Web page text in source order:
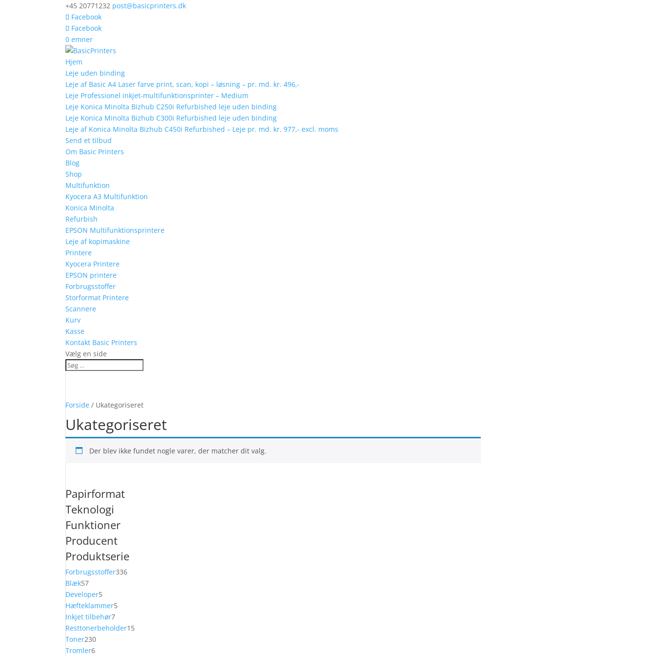
+45 20771232 post@basicprinters.dk
Facebook
Facebook
0 emner
Hjem
Leje uden binding
Leje af Basic A4 Laser farve print, scan, kopi – løsning – pr. md. kr. 496,-
Leje Professionel inkjet-multifunktionsprinter – Medium
Leje Konica Minolta Bizhub C250i Refurbished leje uden binding
Leje Konica Minolta Bizhub C300i Refurbished leje uden binding
Leje af Konica Minolta Bizhub C450i Refurbished – Leje pr. md. kr. 977,- excl. moms
Send et tilbud
Om Basic Printers
Blog
Shop
Multifunktion
Kyocera A3 Multifunktion
Konica Minolta
Refurbish
EPSON Multifunktionsprintere
Leje af kopimaskine
Printere
Kyocera Printere
EPSON printere
Forbrugsstoffer
Storformat Printere
Scannere
Kurv
Kasse
Kontakt Basic Printers
Vælg en side
Forside / Ukategoriseret
Ukategoriseret
Der blev ikke fundet nogle varer, der matcher dit valg.
Papirformat
Teknologi
Funktioner
Producent
Produktserie
Forbrugsstoffer336336
Blæk5757
varer
Developer55
varer
Hæfteklammer55
Inkjet tilbehør77
varer
Resttonerbeholder1515
Toner230230
Tromler66